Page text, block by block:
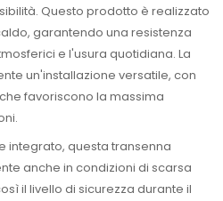
Questo prodotto è realizzato
garantendo una resistenza
e l'usura quotidiana. La
un'installazione versatile, con
favoriscono la massima
integrato, questa transenna
anche in condizioni di scarsa
il livello di sicurezza durante il